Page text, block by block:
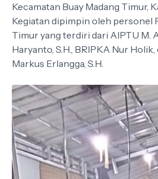
Kecamatan Buay Madang Timur,
Kegiatan dipimpin oleh personel
Timur yang terdiri dari AIPTU M.
Haryanto, S.H., BRIPKA Nur
Markus Erlangga, S.H.